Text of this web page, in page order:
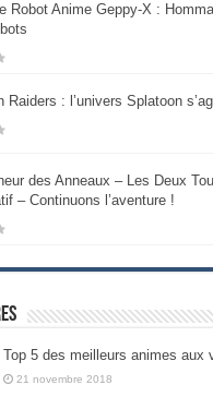
Robot Anime Geppy-X :
Raiders : l’univers Splatoon
des Anneaux – Les Deux
– Continuons l’aventure !
Top 5 des meilleurs animes aux
21 novembre 2018